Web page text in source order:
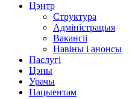
Цэнтр
Структура
Адміністрацыя
Вакансіі
Навіны і анонсы
Паслугі
Цэны
Урачы
Пацыентам